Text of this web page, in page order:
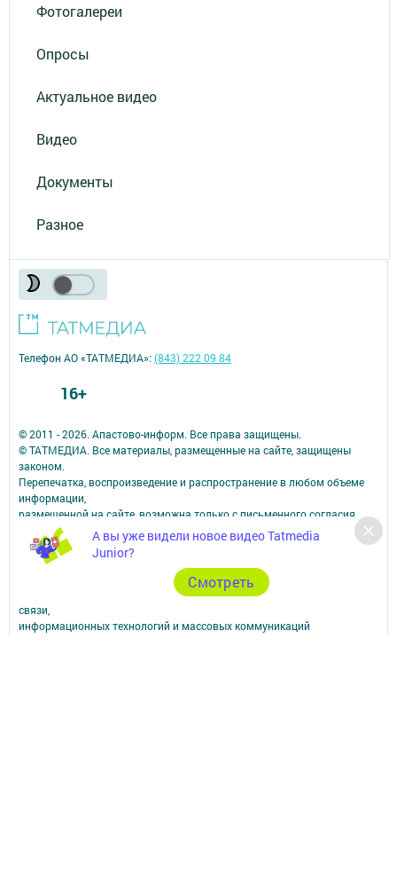
Фотогалереи
Опросы
Актуальное видео
Видео
Документы
Разное
А вы уже видели новое видео Tatmedia
Junior?
Cмотреть
© 2011 - 2026. Апастово-информ. Все права защищены.
© ТАТМЕДИА. Все материалы, размещенные на сайте, защищены
законом.
Перепечатка, воспроизведение и распространение в любом объеме
информации,
размещенной на сайте, возможна только с письменного согласия
редакций СМИ.
При поддержке Республиканского агентства по печати и массовым
коммуникациям.
Наименование СМИ: Апастово-информ
СМИ зарегистрировано Федеральной службой по надзору в сфере
связи,
информационных технологий и массовых коммуникаций
Телефон АО «ТАТМЕДИА»:(843) 222 09 84
16+